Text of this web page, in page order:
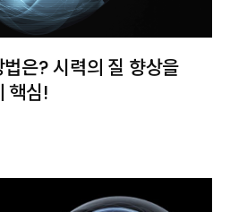
은? 시력의 질 향상을
핵심!